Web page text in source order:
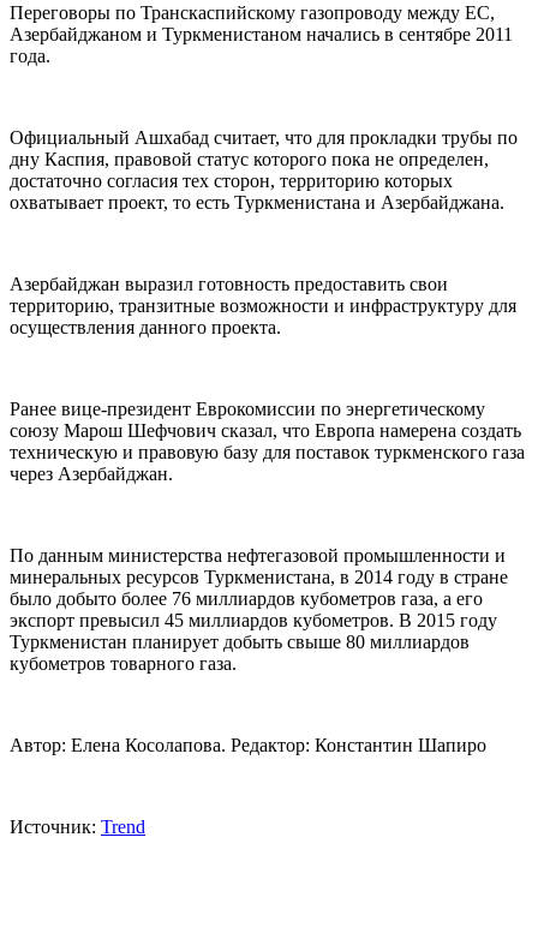
Переговоры по Транскаспийскому газопроводу между ЕС,
Азербайджаном и Туркменистаном начались в сентябре 2011
года.
Официальный Ашхабад считает, что для прокладки трубы по
дну Каспия, правовой статус которого пока не определен,
достаточно согласия тех сторон, территорию которых
охватывает проект, то есть Туркменистана и Азербайджана.
Азербайджан выразил готовность предоставить свои
территорию, транзитные возможности и инфраструктуру для
осуществления данного проекта.
Ранее вице-президент Еврокомиссии по энергетическому
союзу Марош Шефчович сказал, что Европа намерена создать
техническую и правовую базу для поставок туркменского газа
через Азербайджан.
По данным министерства нефтегазовой промышленности и
минеральных ресурсов Туркменистана, в 2014 году в стране
было добыто более 76 миллиардов кубометров газа, а его
экспорт превысил 45 миллиардов кубометров. В 2015 году
Туркменистан планирует добыть свыше 80 миллиардов
кубометров товарного газа.
Автор: Елена Косолапова. Редактор: Константин Шапиро
Источник: Trend